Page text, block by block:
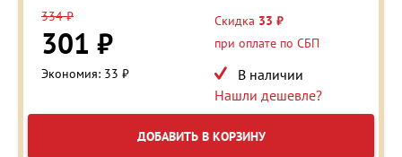
334 ₽
301 ₽
Экономия: 33 ₽
Скидка 33 ₽
при оплате по СБП
В наличии
Нашли дешевле?
ДОБАВИТЬ В КОРЗИНУ